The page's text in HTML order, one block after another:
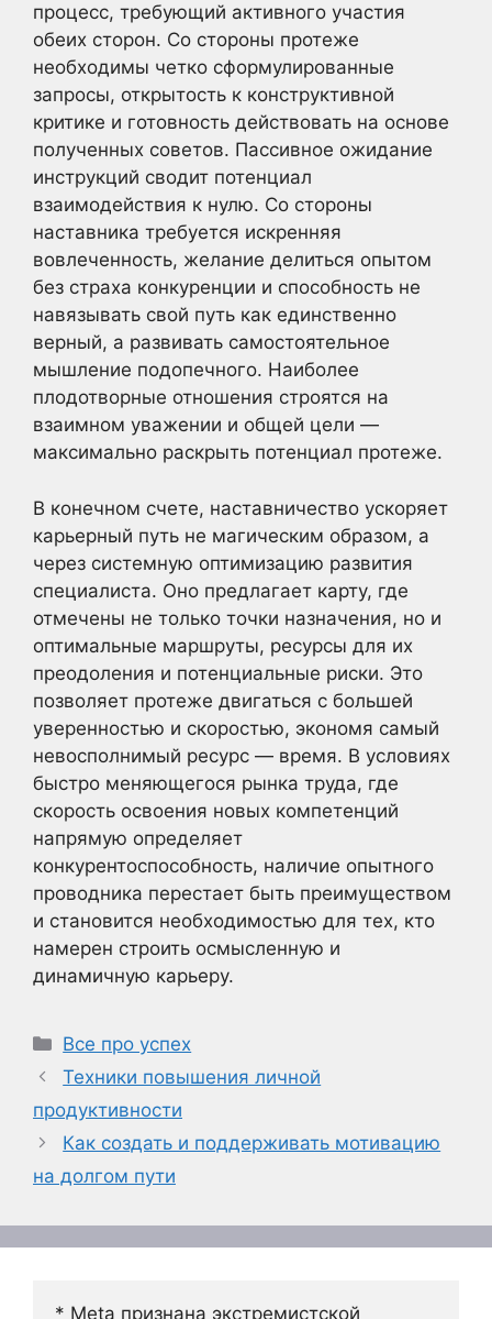
процесс, требующий активного участия
обеих сторон. Со стороны протеже
необходимы четко сформулированные
запросы, открытость к конструктивной
критике и готовность действовать на основе
полученных советов. Пассивное ожидание
инструкций сводит потенциал
взаимодействия к нулю. Со стороны
наставника требуется искренняя
вовлеченность, желание делиться опытом
без страха конкуренции и способность не
навязывать свой путь как единственно
верный, а развивать самостоятельное
мышление подопечного. Наиболее
плодотворные отношения строятся на
взаимном уважении и общей цели —
максимально раскрыть потенциал протеже.
В конечном счете, наставничество ускоряет
карьерный путь не магическим образом, а
через системную оптимизацию развития
специалиста. Оно предлагает карту, где
отмечены не только точки назначения, но и
оптимальные маршруты, ресурсы для их
преодоления и потенциальные риски. Это
позволяет протеже двигаться с большей
уверенностью и скоростью, экономя самый
невосполнимый ресурс — время. В условиях
быстро меняющегося рынка труда, где
скорость освоения новых компетенций
напрямую определяет
конкурентоспособность, наличие опытного
проводника перестает быть преимуществом
и становится необходимостью для тех, кто
намерен строить осмысленную и
динамичную карьеру.
Рубрики
Все про успех
Техники повышения личной
продуктивности
Как создать и поддерживать мотивацию
на долгом пути
* Meta признана экстремистской